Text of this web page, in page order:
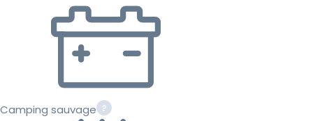
Camping sauvage